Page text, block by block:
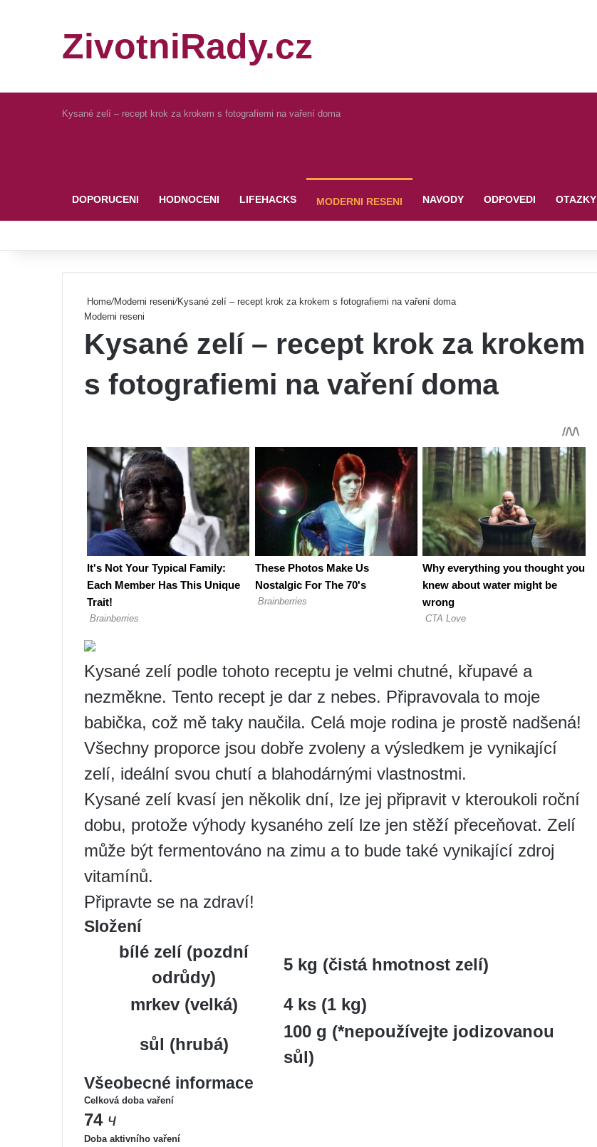
ZivotniRady.cz
Kysané zelí – recept krok za krokem s fotografiemi na vaření doma
DOPORUCENI HODNOCENI LIFEHACKS MODERNI RESENI NAVODY ODPOVEDI OTAZKY
Home/Moderni reseni/Kysané zelí – recept krok za krokem s fotografiemi na vaření doma
Moderni reseni
Kysané zelí – recept krok za krokem
s fotografiemi na vaření doma
Kysané zelí podle tohoto receptu je velmi chutné, křupavé a
nezměkne. Tento recept je dar z nebes. Připravovala to moje
babička, což mě taky naučila. Celá moje rodina je prostě nadšená!
Všechny proporce jsou dobře zvoleny a výsledkem je vynikající
zelí, ideální svou chutí a blahodárnými vlastnostmi.
Kysané zelí kvasí jen několik dní, lze jej připravit v kteroukoli roční
dobu, protože výhody kysaného zelí lze jen stěží přeceňovat. Zelí
může být fermentováno na zimu a to bude také vynikající zdroj
vitamínů.
Připravte se na zdraví!
Složení
bílé zelí (pozdní
odrůdy)
5 kg (čistá hmotnost zelí)
mrkev (velká) 4 ks (1 kg)
sůl (hrubá)
100 g (*nepoužívejte jodizovanou
sůl)
Všeobecné informace
Celková doba vaření
74 ч
Doba aktivního vaření